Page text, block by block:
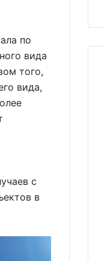
по
вида
того,
вида,
с
в